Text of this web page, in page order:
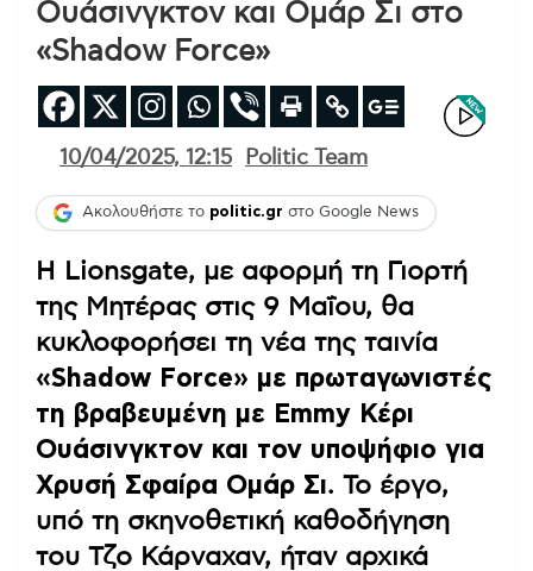
Ουάσινγκτον και Ομάρ Σι στο
«Shadow Force»
10/04/2025, 12:15 Politic Team
Ακολουθήστε το politic.gr στο Google News
Η Lionsgate, με αφορμή τη Γιορτή
της Μητέρας στις 9 Μαΐου, θα
κυκλοφορήσει τη νέα της ταινία
«Shadow Force» με πρωταγωνιστές
τη βραβευμένη με Emmy Κέρι
Ουάσινγκτον και τον υποψήφιο για
Χρυσή Σφαίρα Ομάρ Σι. Το έργο,
υπό τη σκηνοθετική καθοδήγηση
του Τζο Κάρναχαν, ήταν αρχικά